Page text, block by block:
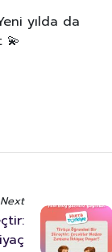
yılda da
💫
Next